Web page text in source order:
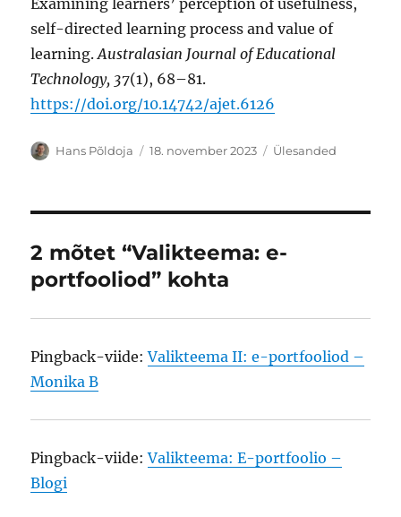
Examining learners’ perception of usefulness,
self-directed learning process and value of
learning.Australasian Journal of Educational
Technology, 37(1), 68–81.
https://doi.org/10.14742/ajet.6126
Autor
Hans Põldoja Postitatud
18. november 2023 Rubriigid
Ülesanded
2 mõtet “Valikteema: e-
portfooliod” kohta
Pingback-viide:Valikteema II: e-portfooliod –
Monika B
Pingback-viide:Valikteema: E-portfoolio –
Blogi